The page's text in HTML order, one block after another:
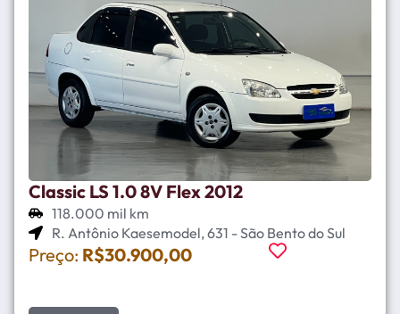
Classic LS 1.0 8V Flex 2012
118.000 mil km
R. Antônio Kaesemodel, 631 - São Bento do Sul
Preço: R$30.900,00